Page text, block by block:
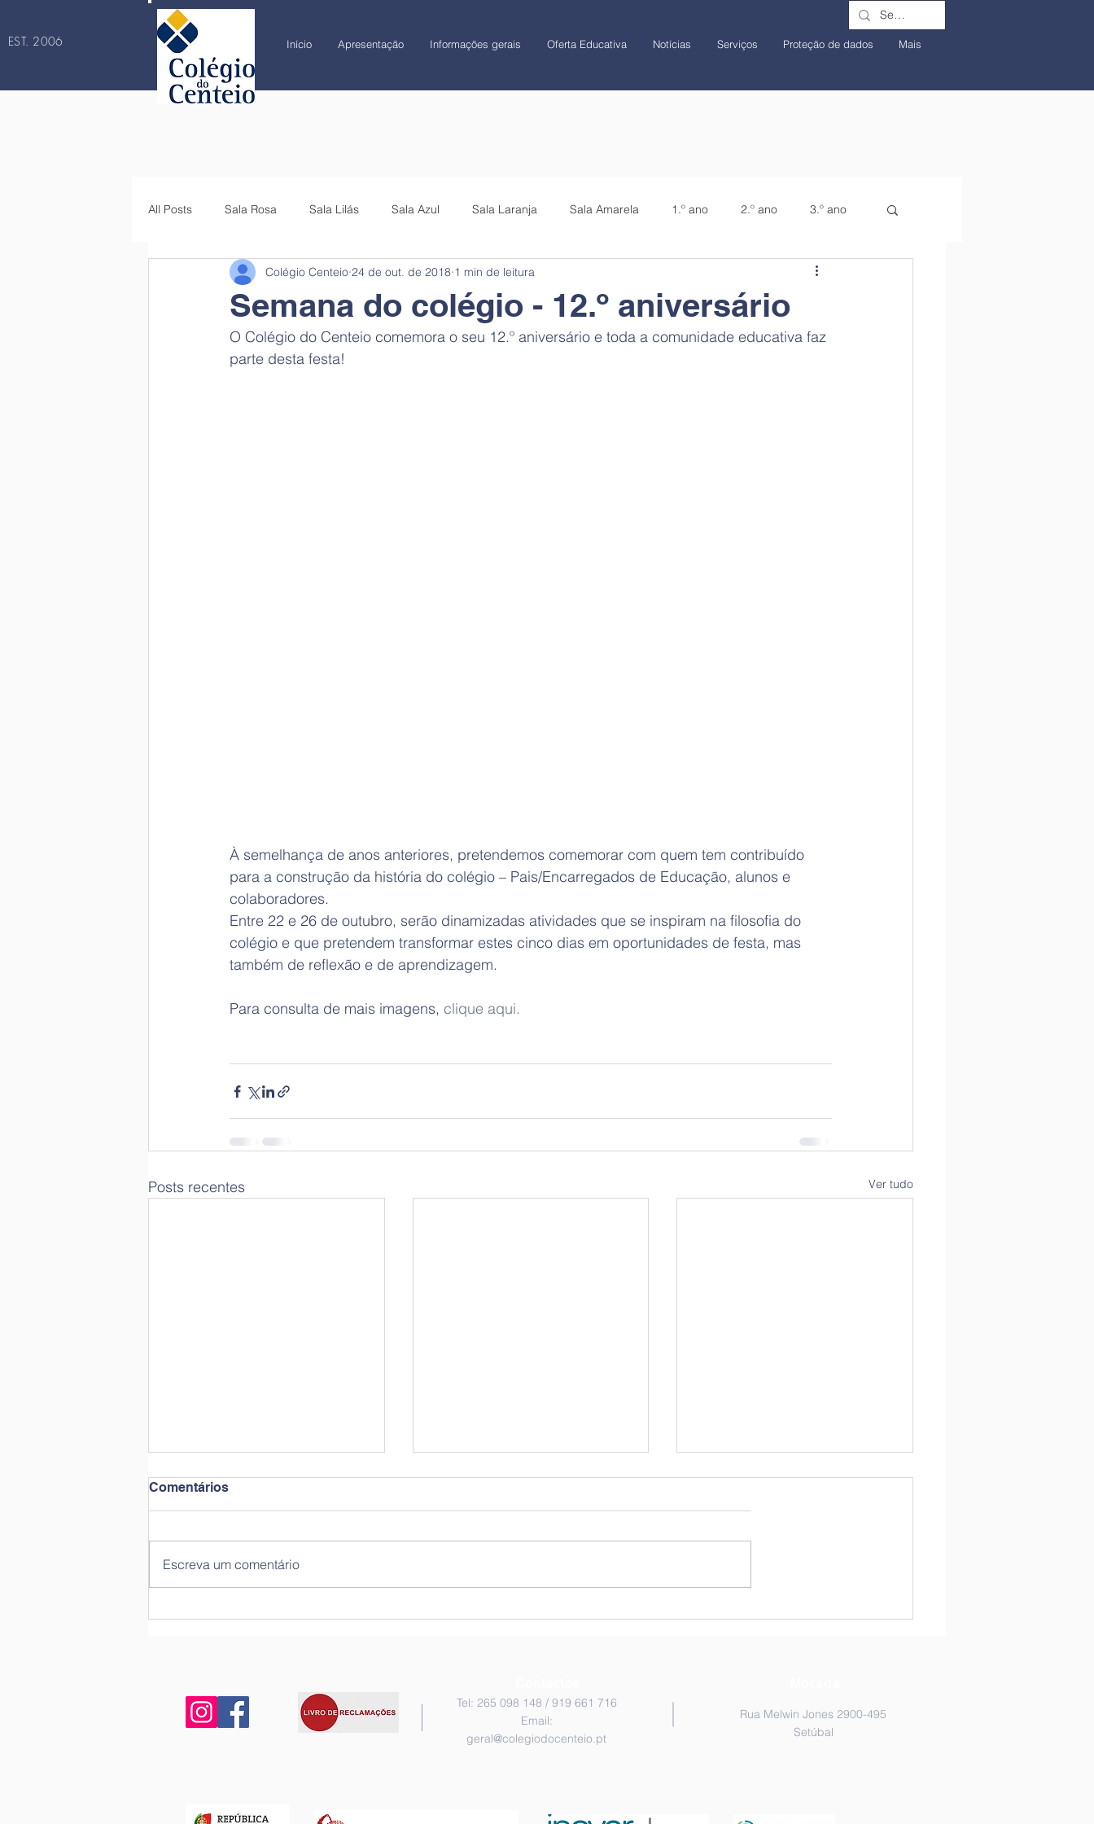
EST. 2006 Início Apresentação Informações gerais Oferta Educativa Notícias Serviços Proteção de dados Mais
All Posts Sala Rosa Sala Lilás Sala Azul Sala Laranja Sala Amarela 1.º ano 2.º ano 3.º ano
5.º ano 6.º ano CATL Colégio
Semana do colégio - 12.º aniversário
Colégio Centeio 24 de out. de 2018 1 min de leitura
O Colégio do Centeio comemora o seu 12.º aniversário e toda a comunidade educativa faz
parte desta festa!
À semelhança de anos anteriores, pretendemos comemorar com quem tem contribuído
para a construção da história do colégio – Pais/Encarregados de Educação, alunos e
colaboradores.
Entre 22 e 26 de outubro, serão dinamizadas atividades que se inspiram na filosofia do
colégio e que pretendem transformar estes cinco dias em oportunidades de festa, mas
também de reflexão e de aprendizagem.
Para consulta de mais imagens, clique aqui.
Posts recentes Ver tudo
Comentários
Escreva um comentário
Tel: 265 098 148 / 919 661 716
Email:
geral@colegiodocenteio.pt
Rua Melwin Jones 2900-495
Setúbal